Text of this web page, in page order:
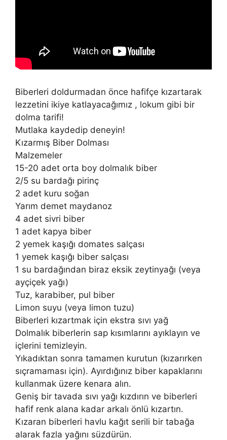
Biberleri doldurmadan önce hafifçe kızartarak
lezzetini ikiye katlayacağımız , lokum gibi bir
dolma tarifi!
Mutlaka kaydedip deneyin!
Kızarmış Biber Dolması
Malzemeler
15-20 adet orta boy dolmalık biber
2/5 su bardağı pirinç
2 adet kuru soğan
Yarım demet maydanoz
4 adet sivri biber
1 adet kapya biber
2 yemek kaşığı domates salçası
1 yemek kaşığı biber salçası
1 su bardağından biraz eksik zeytinyağı (veya
ayçiçek yağı)
Tuz, karabiber, pul biber
Limon suyu (veya limon tuzu)
Biberleri kızartmak için ekstra sıvı yağ
Dolmalık biberlerin sap kısımlarını ayıklayın ve
içlerini temizleyin.
Yıkadıktan sonra tamamen kurutun (kızarırken
sıçramaması için). Ayırdığınız biber kapaklarını
kullanmak üzere kenara alın.
Geniş bir tavada sıvı yağı kızdırın ve biberleri
hafif renk alana kadar arkalı önlü kızartın.
Kızaran biberleri havlu kağıt serili bir tabağa
alarak fazla yağını süzdürün.